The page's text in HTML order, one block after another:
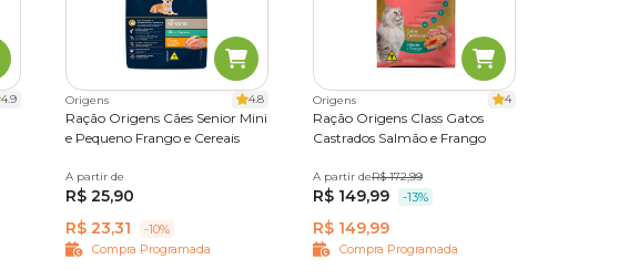
4.9 Origens 4.8
Ração Origens Cães Senior Mini
e Pequeno Frango e Cereais
1kg 10,1kg
A partir de
R$ 25,90
R$ 23,31
-10%
Compra Programada
Origens 4
Ração Origens Class Gatos
Castrados Salmão e Frango
1kg 10,1kg
A partir deR$ 172,99
R$ 149,99 -13%
R$ 149,99
Compra Programada